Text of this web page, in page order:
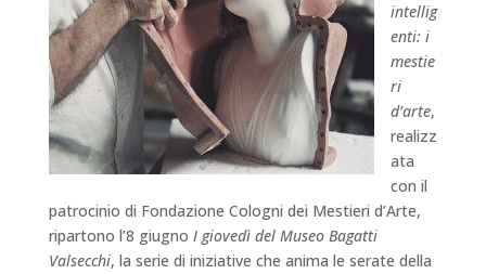
intellig
enti: i
mestie
ri
d’arte,
realizz
ata
con il
patrocinio di Fondazione Cologni dei Mestieri d’Arte,
ripartono l’8 giugno I giovedì del Museo Bagatti
Valsecchi, la serie di iniziative che anima le serate della